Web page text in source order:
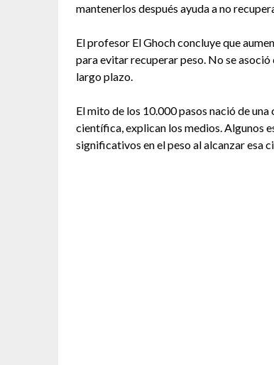
mantenerlos después ayuda a no
El profesor El Ghoch concluye que
para evitar recuperar peso. No se
largo plazo.
El mito de los 10.000 pasos nació de una
científica, explican los medios. Algunos
significativos en el peso al alcanzar esa